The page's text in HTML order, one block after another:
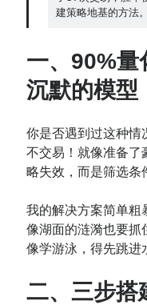
网站备案号：鄂ICP备
建策略地基的方法。
一、 90%量
沉默的模型
你是否遇到过这种情
不交易！就像准备了
略失效，而是筛选条
我的解决方案简单粗
像湖面的涟漪也要抓
像学游泳，得先跳进
二、三步搭